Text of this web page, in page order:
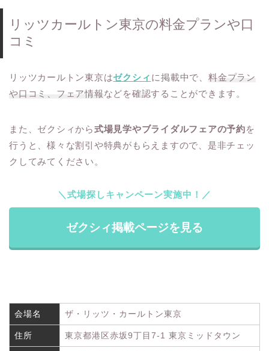
リッツカールトン東京の料金プランや口
コミ
リッツカールトン東京はゼクシィ に掲載中で、 料金プラン
や口コミ、フェア情報などを確認することができます。
また、ゼクシィから式場見学やブライダルフェアの予約を
行うと、様々な割引や特典がもらえますので、是非チェッ
クしてみてください。
＼式場探しキャンペーン実施中！／
ゼクシィ掲載ページを見る
会場名 ザ・リッツ・カールトン東京
住所 東京都港区赤坂9丁目7-1 東京ミッドタウン